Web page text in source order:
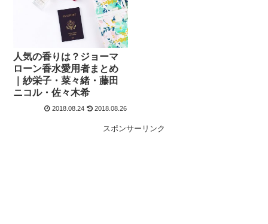
人気の香りは？ジョーマ
ローン香水愛用者まとめ
｜紗栄子・菜々緒・藤田
ニコル・佐々木希
2018.08.24 2018.08.26
スポンサーリンク